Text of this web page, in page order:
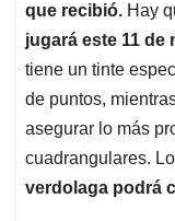
que recibió. Hay
jugará este 11 de
tiene un tinte
de puntos,
asegurar lo más
cuadrangulares.
verdolaga podrá